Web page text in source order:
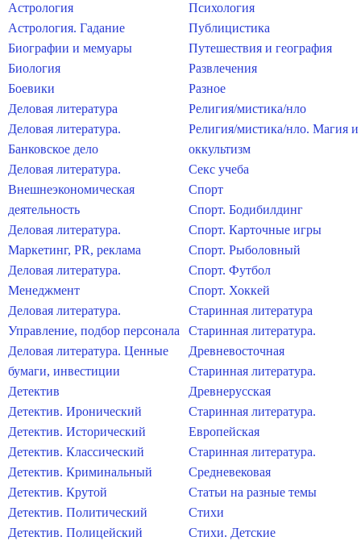
Астрология
Астрология. Гадание
Биографии и мемуары
Биология
Боевики
Деловая литература
Деловая литература.
Банковское дело
Деловая литература.
Внешнеэкономическая
деятельность
Деловая литература.
Маркетинг, PR, реклама
Деловая литература.
Менеджмент
Деловая литература.
Управление, подбор персонала
Деловая литература. Ценные
бумаги, инвестиции
Детектив
Детектив. Иронический
Детектив. Исторический
Детектив. Классический
Детектив. Криминальный
Детектив. Крутой
Детектив. Политический
Детектив. Полицейский
Психология
Публицистика
Путешествия и география
Развлечения
Разное
Религия/мистика/нло
Религия/мистика/нло. Магия и
оккультизм
Секс учеба
Спорт
Спорт. Бодибилдинг
Спорт. Карточные игры
Спорт. Рыболовный
Спорт. Футбол
Спорт. Хоккей
Старинная литература
Старинная литература.
Древневосточная
Старинная литература.
Древнерусская
Старинная литература.
Европейская
Старинная литература.
Средневековая
Статьи на разные темы
Стихи
Стихи. Детские